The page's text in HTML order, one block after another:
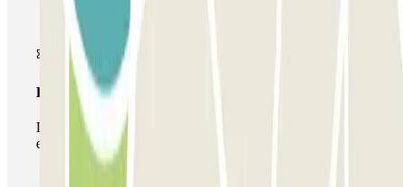
Passe ilimitado
Durante a sua estadia, pode entrar e sair do parque de
estacionamento as vezes que quiser.